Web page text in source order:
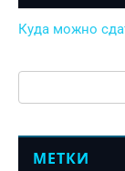
Куда можно
Поиск:
МЕТКИ